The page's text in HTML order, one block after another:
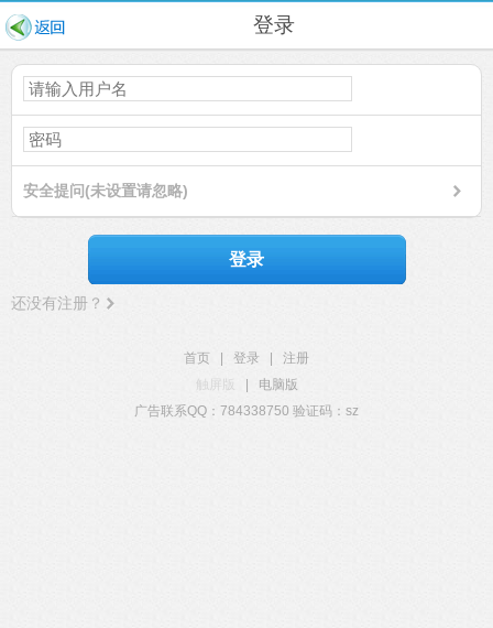
登录
安全提问(未设置请忽略)
登录
还没有注册？
首页 登录
注册
触屏版
电脑版
广告联系QQ：784338750 验证码：sz